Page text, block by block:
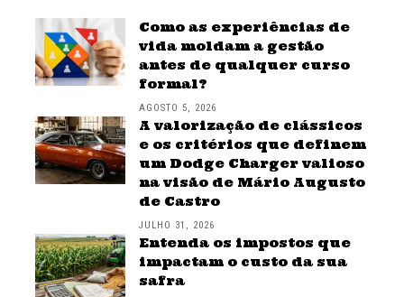
Como as experiências de
vida moldam a gestão
antes de qualquer curso
formal?
AGOSTO 5, 2026
A valorização de clássicos
e os critérios que definem
um Dodge Charger valioso
na visão de Mário Augusto
de Castro
JULHO 31, 2026
Entenda os impostos que
impactam o custo da sua
safra